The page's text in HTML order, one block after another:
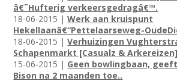
â€˜Hufterig verkeersgedragâ€™.
18-06-2015 |Werk aan kruispunt
Hekellaanâ€“Pettelaarseweg-
18-06-2015 |Verhuizingen
Schapenmarkt [Casualz & Arkereizen]
15-06-2015 | Geen bowlingbaan,
Bison na 2 maanden toe..